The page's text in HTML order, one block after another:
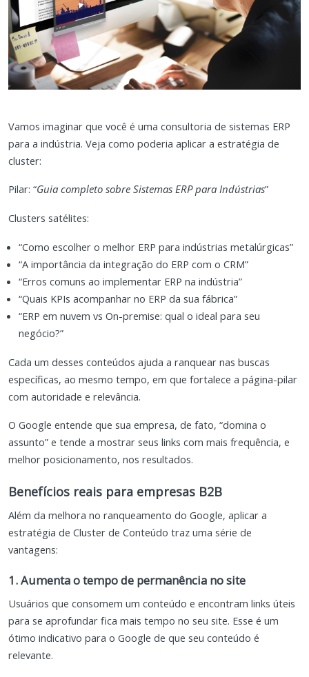
Vamos imaginar que você é uma consultoria de sistemas ERP
para a indústria. Veja como poderia aplicar a estratégia de
cluster:
Pilar: “Guia completo sobre Sistemas ERP para Indústrias”
Clusters satélites:
“Como escolher o melhor ERP para indústrias metalúrgicas”
“A importância da integração do ERP com o CRM”
“Erros comuns ao implementar ERP na indústria”
“Quais KPIs acompanhar no ERP da sua fábrica”
“ERP em nuvem vs On-premise: qual o ideal para seu
negócio?”
Cada um desses conteúdos ajuda a ranquear nas buscas
específicas, ao mesmo tempo, em que fortalece a página-pilar
com autoridade e relevância.
O Google entende que sua empresa, de fato, “domina o
assunto” e tende a mostrar seus links com mais frequência, e
melhor posicionamento, nos resultados.
Benefícios reais para empresas B2B
Além da melhora no ranqueamento do Google, aplicar a
estratégia de Cluster de Conteúdo traz uma série de
vantagens:
1. Aumenta o tempo de permanência no site
Usuários que consomem um conteúdo e encontram links úteis
para se aprofundar fica mais tempo no seu site. Esse é um
ótimo indicativo para o Google de que seu conteúdo é
relevante.